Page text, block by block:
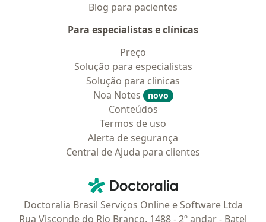
Blog para pacientes
Para especialistas e clínicas
Preço
Solução para especialistas
Solução para clinicas
Noa Notes
novo
Conteúdos
Termos de uso
Alerta de segurança
Central de Ajuda para clientes
Doctoralia - Homepage
Doctoralia Brasil Serviços Online e Software Ltda
Rua Visconde do Rio Branco, 1488 - 2º andar - Batel